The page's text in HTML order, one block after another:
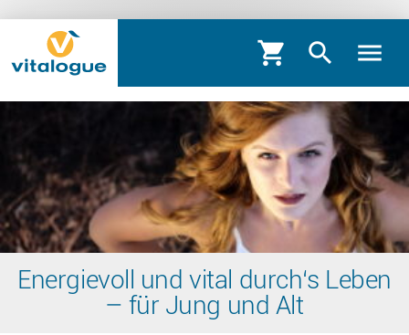
shopping_cart search menu
Energievoll und vital durch‘s Leben
– für Jung und Alt